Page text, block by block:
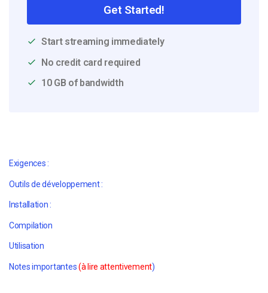
Get Started!
Start streaming immediately
No credit card required
10 GB of bandwidth
Exigences :
Outils de développement :
Installation :
Compilation
Utilisation
Notes importantes(à lire attentivement)